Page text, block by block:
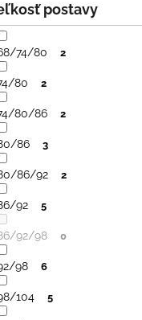
postavy
74/80 2
80 2
80/86 2
86 3
86/92 2
92 5
92/98 0
98 6
104 5